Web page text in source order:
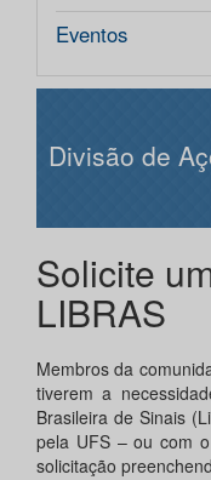
Eventos
Divisão de
Solicite
LIBRAS
Membros da
tiverem a
Brasileira de Sinais
pela UFS – ou com
solicitação